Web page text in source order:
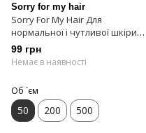
Sorry for my hair
Sorry For My Hair Для
нормальної і чутливої ​​шкіри
голови шампунь #22 50 мл
99 грн
Немає в наявності
Об `єм
50 200 500